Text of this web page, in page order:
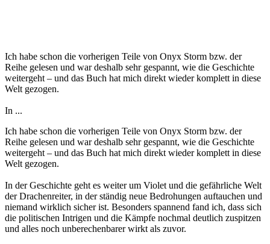
Ich habe schon die vorherigen Teile von Onyx Storm bzw. der
Reihe gelesen und war deshalb sehr gespannt, wie die Geschichte
weitergeht – und das Buch hat mich direkt wieder komplett in diese
Welt gezogen.
In ...
Ich habe schon die vorherigen Teile von Onyx Storm bzw. der
Reihe gelesen und war deshalb sehr gespannt, wie die Geschichte
weitergeht – und das Buch hat mich direkt wieder komplett in diese
Welt gezogen.
In der Geschichte geht es weiter um Violet und die gefährliche Welt
der Drachenreiter, in der ständig neue Bedrohungen auftauchen und
niemand wirklich sicher ist. Besonders spannend fand ich, dass sich
die politischen Intrigen und die Kämpfe nochmal deutlich zuspitzen
und alles noch unberechenbarer wirkt als zuvor.